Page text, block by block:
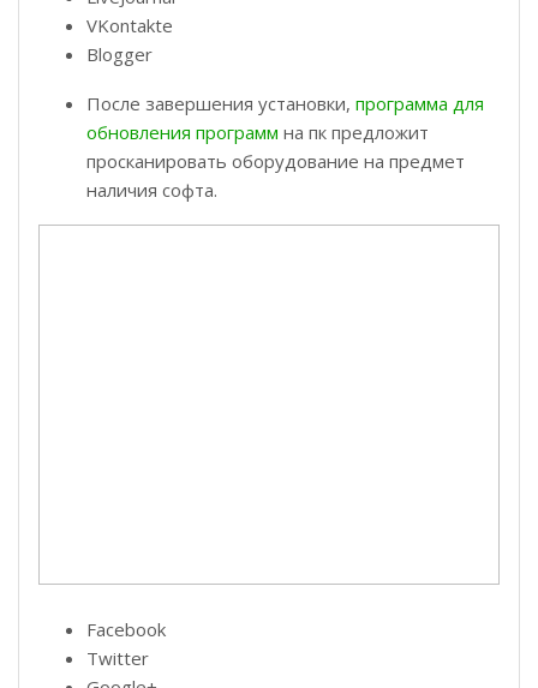
VKontakte
Blogger
После завершения установки, программа для
обновления программ на пк предложит
просканировать оборудование на предмет
наличия софта.
Facebook
Twitter